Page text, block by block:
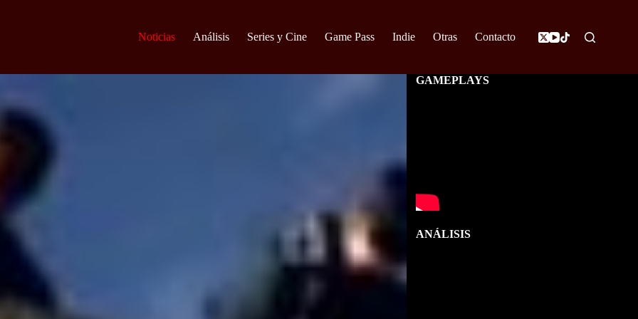
Noticias Análisis Series y Cine Game Pass Indie Otras Contacto
GAMEPLAYS
ANÁLISIS